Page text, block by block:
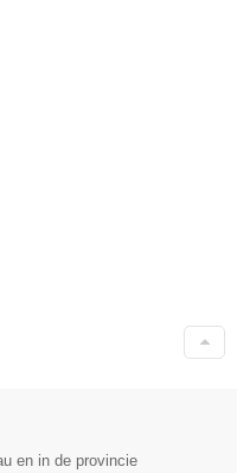
en in de provincie